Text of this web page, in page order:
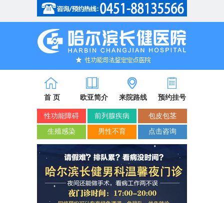
省市医保/新农合定点单位
首 页 欧亚简介 来院路线 预约挂号
性功能障碍 前列腺疾病 包皮包茎
生殖感染 男性不育 点击咨询